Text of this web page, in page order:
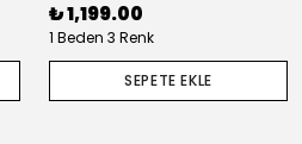
₺ 1,199.00
1 Beden 3 Renk
SEPETE EKLE